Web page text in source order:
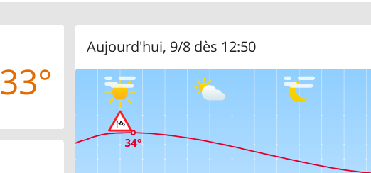
33°
Aujourd'hui, 9/8 dès 12:50